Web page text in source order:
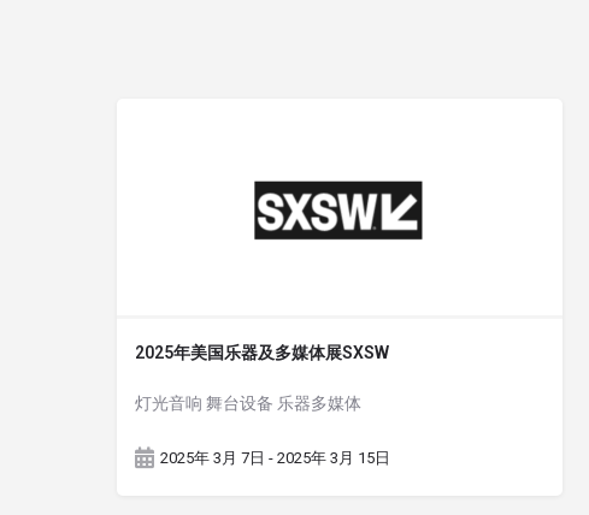
2025年美国乐器及多媒体展SXSW
灯光音响 舞台设备 乐器多媒体
2025年 3月 7日 - 2025年 3月 15日